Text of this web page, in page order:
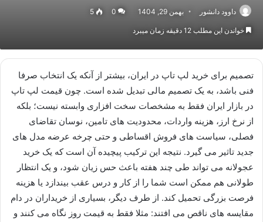
داوود دانشور بهمن 29, 1404 0
5
خواندن این مطلب 12 دقیقه زمان میبرد
تصمیم برای خرید لپ تاپ در ایران، بیشتر از آنکه یک انتخاب صرفا
فنی باشد، به یک تصمیم مالی تبدیل شده است. چون قیمت لپ تاپ
در بازار ایران فقط به مشخصات سخت افزاری وابسته نیست؛ بلکه
از نرخ ارز، هزینه واردات، محدودیت های تامین، نوسان تقاضای
فصلی، سیاست های فروش اقساطی و حتی چرخه عرضه مدل های
جدید تاثیر می گیرد. نتیجه این ترکیب پیچیده آن است که یک خرید
عجولانه می تواند طی چند هفته باعث حس زیان شود، و یک انتظار
طولانی هم ممکن است شما را از کار و درس عقب بیندازد یا هزینه
فرصت بزرگی تحمیل کند. از طرف دیگر، بسیاری از خریداران در دام
مقایسه های ناقص می افتند: مثلا فقط به قیمت روز نگاه می کنند و